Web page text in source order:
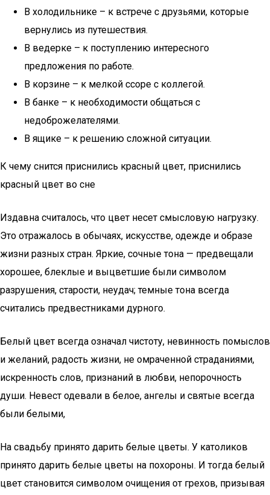
В холодильнике – к встрече с друзьями, которые
вернулись из путешествия.
В ведерке – к поступлению интересного
предложения по работе.
В корзине – к мелкой ссоре с коллегой.
В банке – к необходимости общаться с
недоброжелателями.
В ящике – к решению сложной ситуации.
К чему снится приснились красный цвет, приснились
красный цвет во сне
Издавна считалось, что цвет несет смысловую нагрузку.
Это отражалось в обычаях, искусстве, одежде и образе
жизни разных стран. Яркие, сочные тона — предвещали
хорошее, блеклые и выцветшие были символом
разрушения, старости, неудач; темные тона всегда
считались предвестниками дурного.
Белый цвет всегда означал чистоту, невинность помыслов
и желаний, радость жизни, не омраченной страданиями,
искренность слов, признаний в любви, непорочность
души. Невест одевали в белое, ангелы и святые всегда
были белыми,
На свадьбу принято дарить белые цветы. У католиков
принято дарить белые цветы на похороны. И тогда белый
цвет становится символом очищения от грехов, призывая